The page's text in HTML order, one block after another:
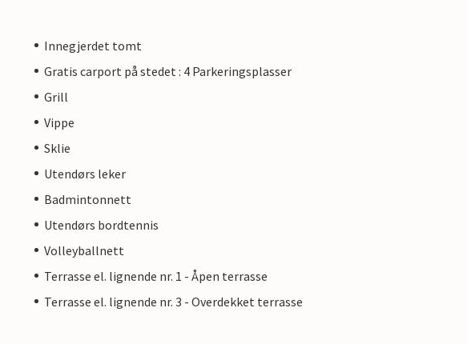
Innegjerdet tomt
Gratis carport på stedet : 4 Parkeringsplasser
Grill
Vippe
Sklie
Utendørs leker
Badmintonnett
Utendørs bordtennis
Volleyballnett
Terrasse el. lignende nr. 1 - Åpen terrasse
Terrasse el. lignende nr. 3 - Overdekket terrasse